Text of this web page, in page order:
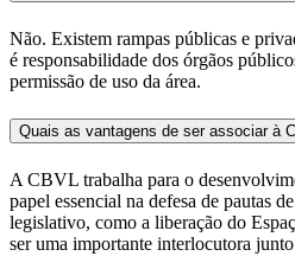
Não. Existem rampas públicas e
é responsabilidade dos órgãos
permissão de uso da área.
Quais as vantagens de ser associar à
A CBVL trabalha para o
papel essencial na defesa de pautas
legislativo, como a liberação do
ser uma importante interlocutora